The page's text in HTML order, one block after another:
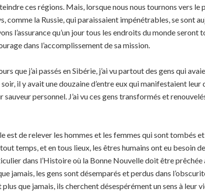
ces régions. Mais, lorsque nous nous tournons vers le
comme la Russie, qui paraissaient impénétrables, se sont
l’assurance qu’un jour tous les endroits du monde seront
dans l’accomplissement de sa mission.
que j’ai passés en Sibérie, j’ai vu partout des gens qui
il y avait une douzaine d’entre eux qui manifestaient leur
personnel. J’ai vu ces gens transformés et
est de relever les hommes et les femmes qui sont tombés
temps, et en tous lieux, les êtres humains ont eu besoin de
dans l’Histoire où la Bonne Nouvelle doit être prêchée
jamais, les gens sont désemparés et perdus dans
que jamais, ils cherchent désespérément un sens à leur